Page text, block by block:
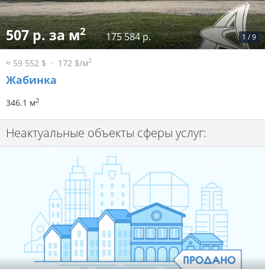
1 /9
507 р. за м2 175 584 р.
≈ 59 552 $ 172 $/м2
Жабинка
346.1 м2
Неактуальные объекты сферы услуг: